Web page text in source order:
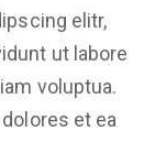
elitr,
ut labore
voluptua.
et ea